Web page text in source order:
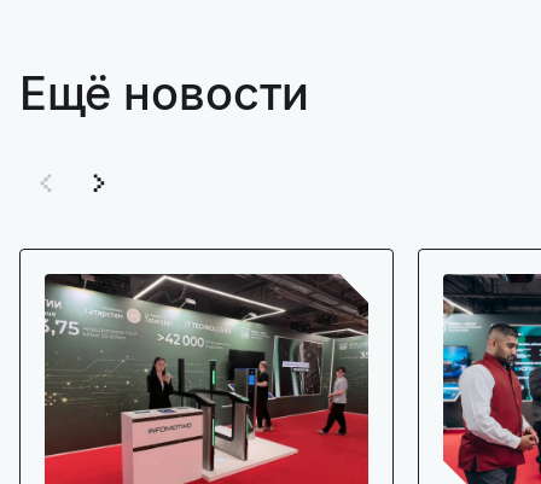
Ещё новости